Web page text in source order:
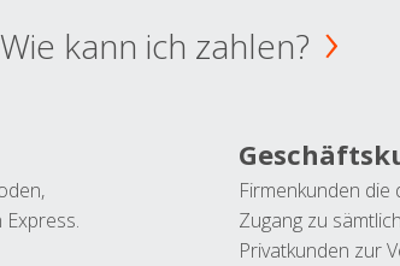
Wie kann ich zahlen?
Firmenkunden
Zugang zu
Privatkunden zur